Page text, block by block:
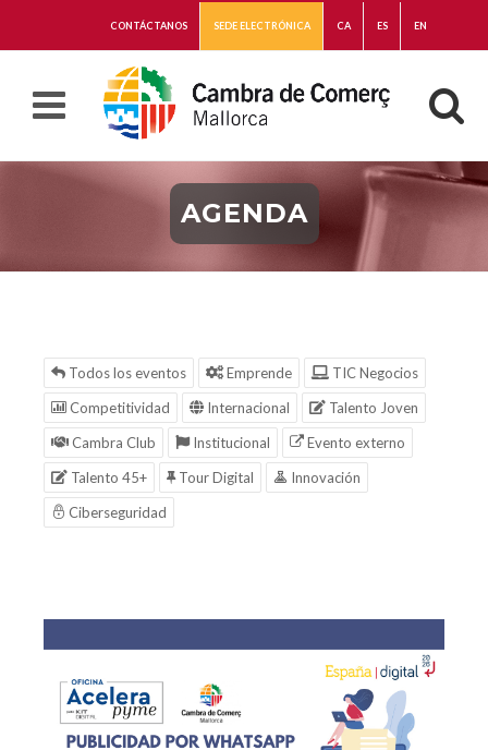
CONTÁCTANOS SEDE ELECTRÓNICA CA ES EN
AGENDA
Todos los eventos Emprende
TIC Negocios
Competitividad
Internacional
Talento Joven
Cambra Club
Institucional
Evento externo
Talento 45+
Tour Digital
Innovación
Ciberseguridad